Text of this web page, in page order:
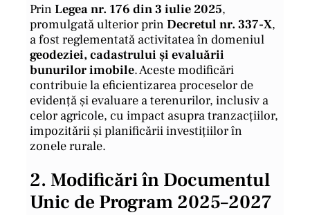
Prin Legea nr. 176 din 3 iulie 2025,
promulgată ulterior prin Decretul nr. 337-X,
a fost reglementată activitatea în domeniul
geodeziei, cadastrului și evaluării
bunurilor imobile. Aceste modificări
contribuie la eficientizarea proceselor de
evidență și evaluare a terenurilor, inclusiv a
celor agricole, cu impact asupra tranzacțiilor,
impozitării și planificării investițiilor în
zonele rurale.
2. Modificări în Documentul
Unic de Program 2025–2027